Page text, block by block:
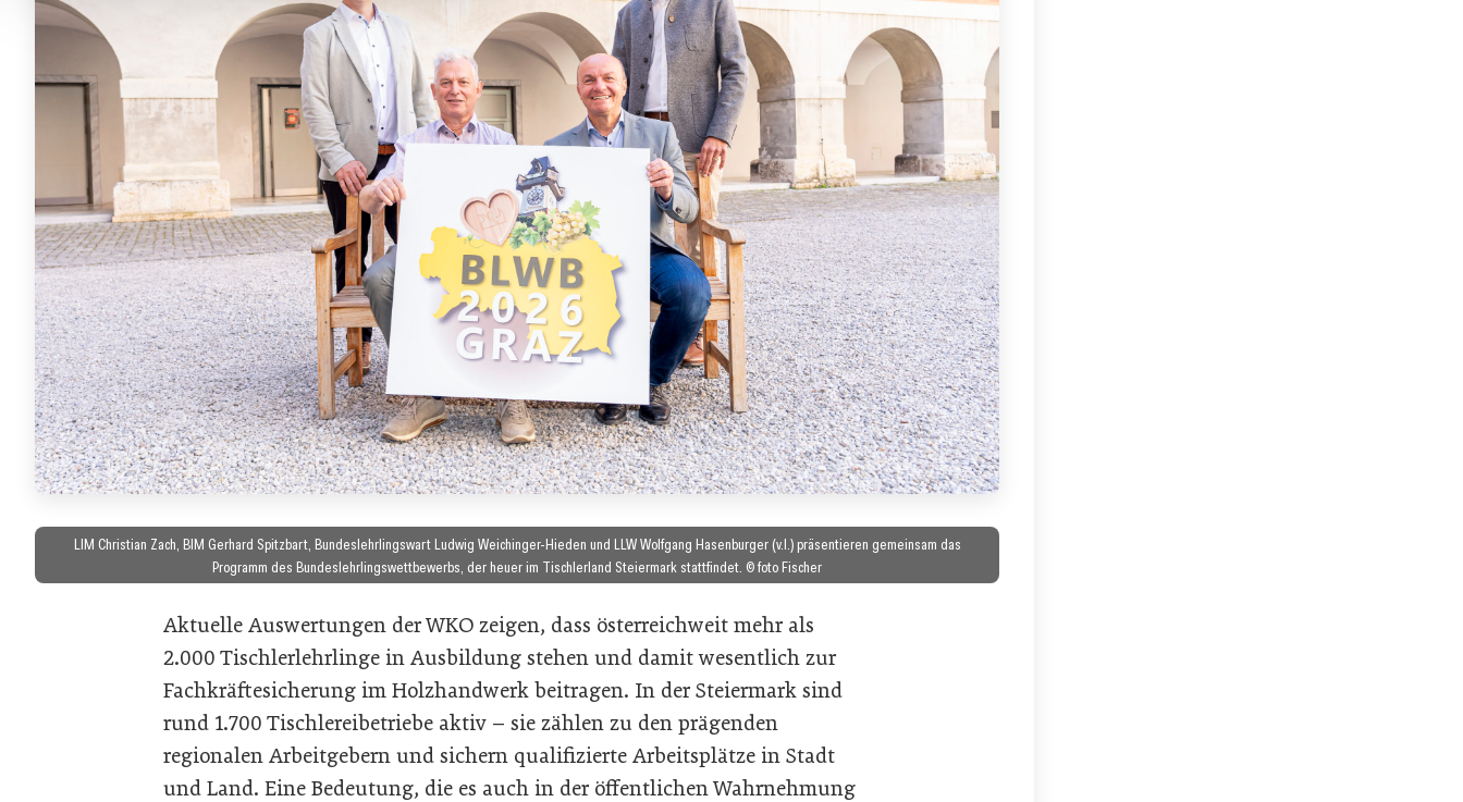
LIM Christian Zach, BIM Gerhard Spitzbart, Bundeslehrlingswart Ludwig Weichinger-Hieden und LLW Wolfgang Hasenburger (v.l.) präsentieren gemeinsam das
Programm des Bundeslehrlingswettbewerbs, der heuer im Tischlerland Steiermark stattfindet. © foto Fischer
Aktuelle Auswertungen der WKO zeigen, dass österreichweit mehr als
2.000 Tischlerlehrlinge in Ausbildung stehen und damit wesentlich zur
Fachkräftesicherung im Holzhandwerk beitragen. In der Steiermark sind
rund 1.700 Tischlereibetriebe aktiv – sie zählen zu den prägenden
regionalen Arbeitgebern und sichern qualifizierte Arbeitsplätze in Stadt
und Land. Eine Bedeutung, die es auch in der öffentlichen Wahrnehmung